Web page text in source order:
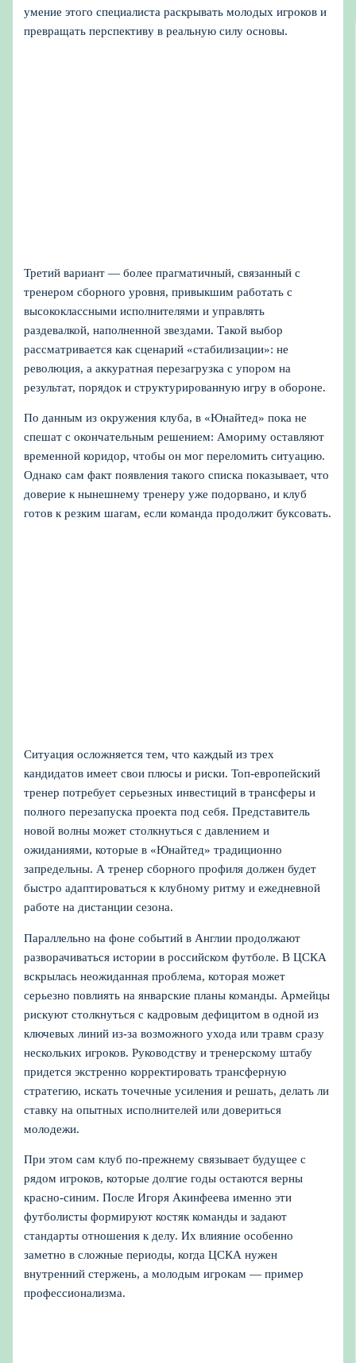
умение этого специалиста раскрывать молодых игроков и
превращать перспективу в реальную силу основы.
Третий вариант — более прагматичный, связанный с
тренером сборного уровня, привыкшим работать с
высококлассными исполнителями и управлять
раздевалкой, наполненной звездами. Такой выбор
рассматривается как сценарий «стабилизации»: не
революция, а аккуратная перезагрузка с упором на
результат, порядок и структурированную игру в обороне.
По данным из окружения клуба, в «Юнайтед» пока не
спешат с окончательным решением: Амориму оставляют
временной коридор, чтобы он мог переломить ситуацию.
Однако сам факт появления такого списка показывает, что
доверие к нынешнему тренеру уже подорвано, и клуб
готов к резким шагам, если команда продолжит буксовать.
Ситуация осложняется тем, что каждый из трех
кандидатов имеет свои плюсы и риски. Топ‑европейский
тренер потребует серьезных инвестиций в трансферы и
полного перезапуска проекта под себя. Представитель
новой волны может столкнуться с давлением и
ожиданиями, которые в «Юнайтед» традиционно
запредельны. А тренер сборного профиля должен будет
быстро адаптироваться к клубному ритму и ежедневной
работе на дистанции сезона.
Параллельно на фоне событий в Англии продолжают
разворачиваться истории в российском футболе. В ЦСКА
вскрылась неожиданная проблема, которая может
серьезно повлиять на январские планы команды. Армейцы
рискуют столкнуться с кадровым дефицитом в одной из
ключевых линий из‑за возможного ухода или травм сразу
нескольких игроков. Руководству и тренерскому штабу
придется экстренно корректировать трансферную
стратегию, искать точечные усиления и решать, делать ли
ставку на опытных исполнителей или довериться
молодежи.
При этом сам клуб по‑прежнему связывает будущее с
рядом игроков, которые долгие годы остаются верны
красно‑синим. После Игоря Акинфеева именно эти
футболисты формируют костяк команды и задают
стандарты отношения к делу. Их влияние особенно
заметно в сложные периоды, когда ЦСКА нужен
внутренний стержень, а молодым игрокам — пример
профессионализма.